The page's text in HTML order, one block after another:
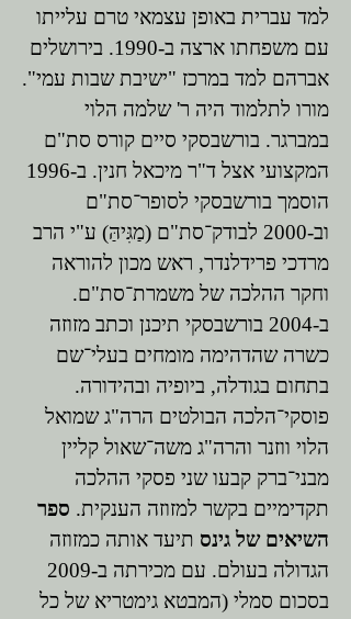
למד עברית באופן עצמאי טרם עלייתו
עם משפחתו ארצה ב-1990. בירושלים
אברהם למד במרכז "ישיבת שבות עמי".
מורו לתלמוד היה ר' שלמה הלוי
במברגר. בורשבסקי סיים קורס סת"ם
המקצועי אצל ד"ר מיכאל חנין. ב-1996
הוסמך בורשבסקי לסופר־סת"ם
וב-2000 לבודק־סת"ם (מַגִּיהַּ) ע"י הרב
מרדכי פרידלנדר, ראש מכון להוראה
וחקר ההלכה של משמרת־סת"ם.
ב-2004 בורשבסקי תיכנן וכתב מזוזה
כשרה שהדהימה מומחים בעלי־שם
בתחום בגודלה, ביופיה ובהידורה.
פוסקי־הלכה הבולטים הרה"ג שמואל
הלוי ווזנר והרה"ג משה־שאול קליין
מבני־ברק קבעו שני פסקי ההלכה
תקדימיים בקשר למזוזה הענקית. ספר
השיאים של גינס תיעד אותה כמזוזה
הגדולה בעולם. עם מכירתה ב-2009
בסכום סמלי (המבטא גימטריא של כל